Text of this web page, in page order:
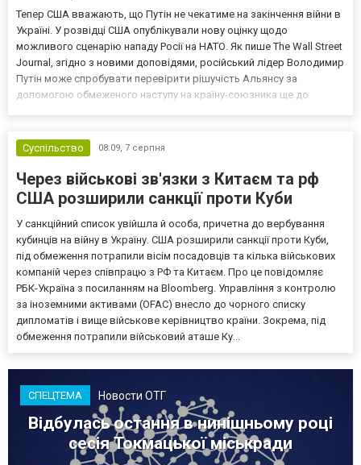
Тепер США вважають, що Путін не чекатиме на закінчення війни в
Україні. У розвідці США опублікували нову оцінку щодо
можливого сценарію нападу Росії на НАТО. Як пише The Wall Street
Journal, згідно з новими доповідями, російський лідер Володимир
Путін може спробувати перевірити рішучість Альянсу за
допомогою обмеженого наступу на країну-союзника ще до
Суспільство
08:09, 7 серпня
Через військові зв'язки з Китаєм та рф
США розширили санкції проти Куби
У санкційний список увійшла й особа, причетна до вербування
кубинців на війну в Україну. США розширили санкції проти Куби,
під обмеження потрапили вісім посадовців та кілька військових
компаній через співпрацю з РФ та Китаєм. Про це повідомляє
РБК-Україна з посиланням на Bloomberg. Управління з контролю
за іноземними активами (OFAC) внесло до чорного списку
дипломатів і вище військове керівництво країни. Зокрема, під
обмеження потрапили військовий аташе Ку...
СПЕЦТЕМА Новости ОТГ
Відбулась остання в нинішньому році
сесія Токмацької міськради